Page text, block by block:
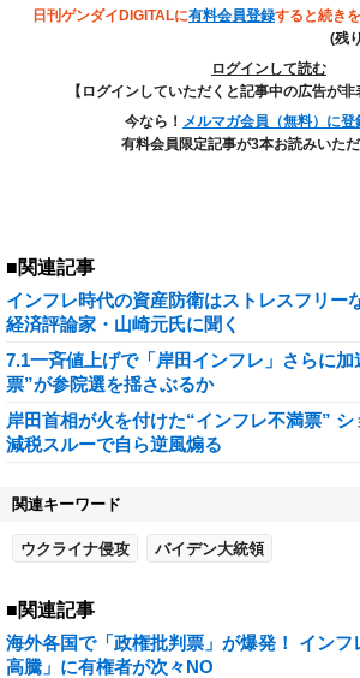
日刊ゲンダイDIGITALに有料会員登録すると続き
(残
ログインして読む
【ログインしていただくと記事中の広告が非
今なら！ メルマガ会員（無料）に登
有料会員限定記事が3本お読みいただ
■関連記事
インフレ時代の資産防衛はストレスフリー
経済評論家・山崎元氏に聞く
7.1一斉値上げで「岸田インフレ」さらに
票”が参院選を揺さぶるか
岸田首相が火を付けた“インフレ不満票”
減税スルーで自ら逆風煽る
関連キーワード
ウクライナ侵攻 バイデン大統領
■関連記事
海外各国で「政権批判票」が爆発！ インフ
高騰」に有権者が次々NO